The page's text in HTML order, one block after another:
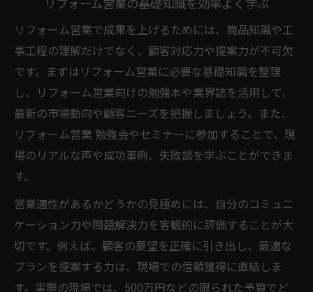
リフォーム営業の基礎知識を効率よく学ぶ
リフォーム営業で成果を上げるためには、商品知識や工
事工程の理解だけでなく、顧客対応力や提案力が不可欠
です。まずはリフォーム営業に必要な基礎知識を整理
し、リフォーム営業向けの勉強本や業界誌を活用して、
最新の市場動向や顧客ニーズを把握しましょう。また、
リフォーム営業 勉強会やセミナーに参加することで、現
場のリアルな声や成功事例、失敗談を学ぶことができま
す。
営業適性があるかどうかの見極めには、自分のコミュニ
ケーション力や問題解決力を客観的に評価することが大
切です。例えば、顧客の要望を正確に引き出し、最適な
プランを提案する力は、現場での信頼獲得に直結しま
す。実際の現場では、500万円などの限られた予算でど